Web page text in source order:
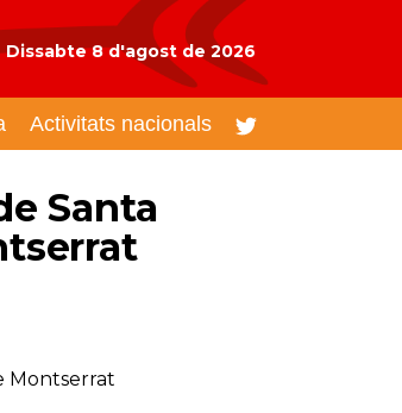
Dissabte 8 d'agost de 2026
Activitats nacionals
Santa
Montserrat